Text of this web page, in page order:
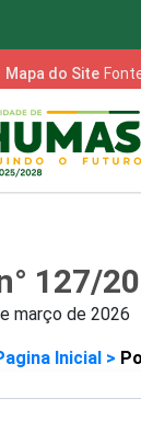
Mapa do Site
127/
março de 2026
Inicial >